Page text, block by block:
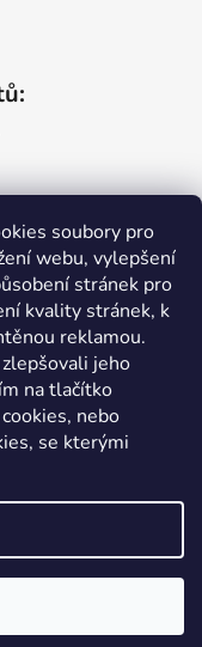
soubory pro
webu, vylepšení
stránek pro
kvality stránek, k
reklamou.
jeho
na tlačítko
nebo
se kterými
mince
cookies